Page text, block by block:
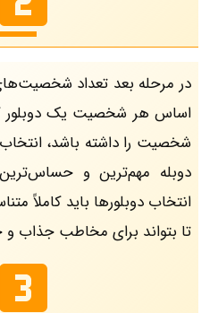
در مرحله بعد تعداد
اساس هر شخصیت یک دوبلور
شخصیت را داشته باشد،
دوبله مهم‌ترین و
انتخاب دوبلور‌ها باید کاملاً
تا بتواند برای مخاطب جذاب و